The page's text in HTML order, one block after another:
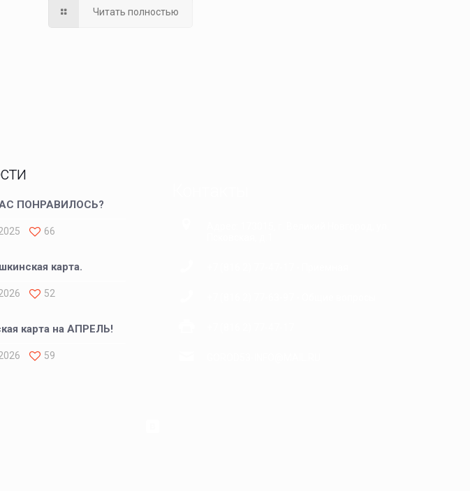
Читать полностью
ПОНРАВИЛОСЬ?
66
карта.
52
карта на АПРЕЛЬ!
59